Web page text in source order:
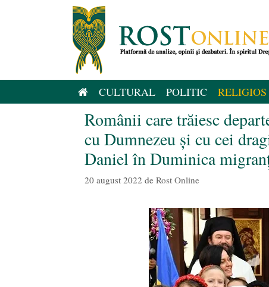
CULTURAL POLITIC RELIGIOS
Românii care trăiesc
cu Dumnezeu și cu cei
Daniel în Duminica
20 august 2022 de Rost Online